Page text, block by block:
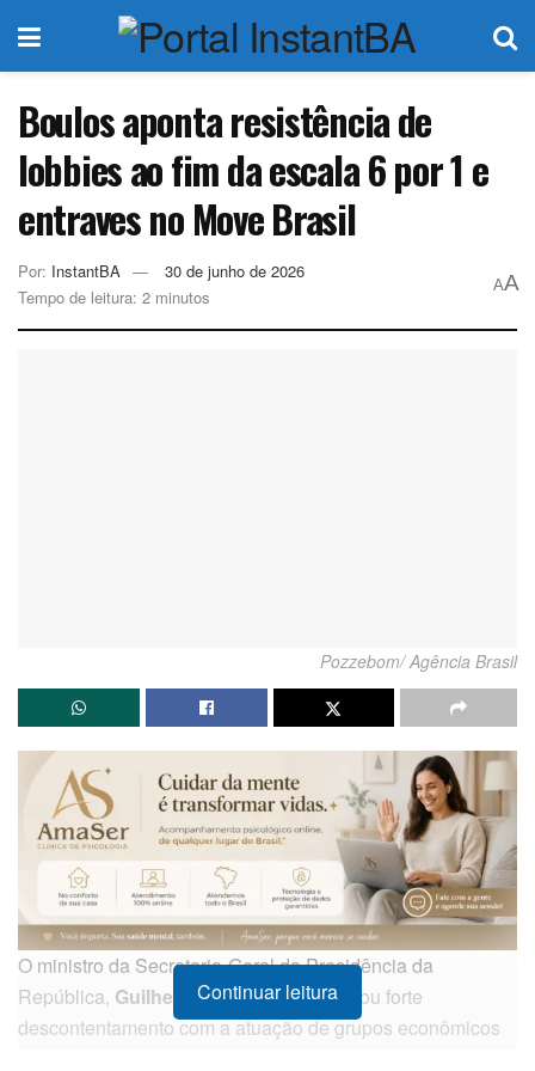
Boulos aponta resistência de
lobbies ao fim da escala 6 por 1 e
entraves no Move Brasil
Por: InstantBA
30 de junho de 2026
Tempo de leitura: 2 minutos
AA
Pozzebom/ Agência Brasil
O ministro da Secretaria-Geral da Presidência da
República, Guilherme Boulos, manifestou forte
descontentamento com a atuação de grupos econômicos
Continuar leitura